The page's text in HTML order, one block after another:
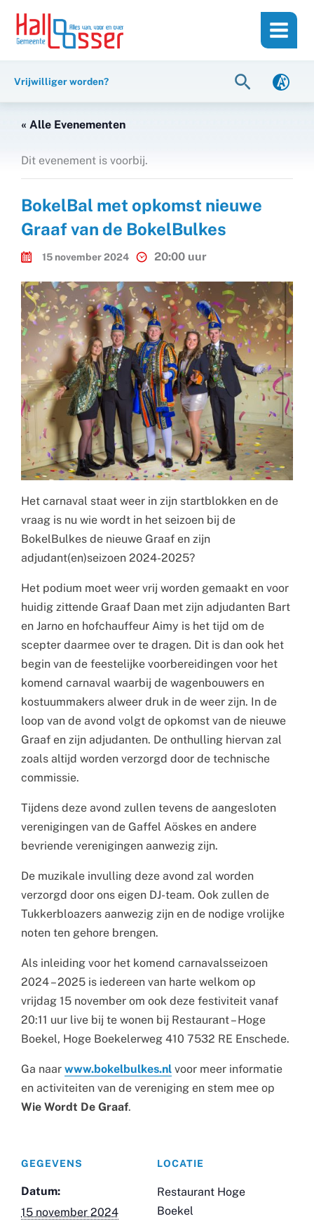
inhoud
naar
Vrijwilliger worden? Zoeken
« Alle Evenementen
Dit evenement is voorbij.
BokelBal met opkomst nieuwe
Graaf van de BokelBulkes
15 november 2024 20:00 uur
Het carnaval staat weer in zijn startblokken en de
vraag is nu wie wordt in het seizoen bij de
BokelBulkes de nieuwe Graaf en zijn
adjudant(en)seizoen 2024-2025?
Het podium moet weer vrij worden gemaakt en voor
huidig zittende Graaf Daan met zijn adjudanten Bart
en Jarno en hofchauffeur Aimy is het tijd om de
scepter daarmee over te dragen. Dit is dan ook het
begin van de feestelijke voorbereidingen voor het
komend carnaval waarbij de wagenbouwers en
kostuummakers alweer druk in de weer zijn. In de
loop van de avond volgt de opkomst van de nieuwe
Graaf en zijn adjudanten. De onthulling hiervan zal
zoals altijd worden verzorgd door de technische
commissie.
Tijdens deze avond zullen tevens de aangesloten
verenigingen van de Gaffel Aöskes en andere
bevriende verenigingen aanwezig zijn.
De muzikale invulling deze avond zal worden
verzorgd door ons eigen DJ-team. Ook zullen de
Tukkerbloazers aanwezig zijn en de nodige vrolijke
noten ten gehore brengen.
Als inleiding voor het komend carnavalsseizoen
2024 – 2025 is iedereen van harte welkom op
vrijdag 15 november om ook deze festiviteit vanaf
20:11 uur live bij te wonen bij Restaurant – Hoge
Boekel, Hoge Boekelerweg 410 7532 RE Enschede.
Ga naar www.bokelbulkes.nlvoor meer informatie
en activiteiten van de vereniging en stem mee op
Wie Wordt De Graaf.
GEGEVENS
Datum:
15 november 2024
LOCATIE
Restaurant Hoge
Boekel